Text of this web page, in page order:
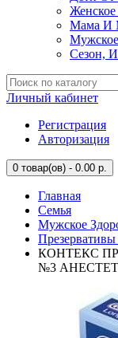
Женское
Мама И
Сезон,
Личный кабинет
Регистрация
Авторизация
0 товар(ов) - 0.00 р.
Главная
Семья
Мужское
КОНТЕКС
№3